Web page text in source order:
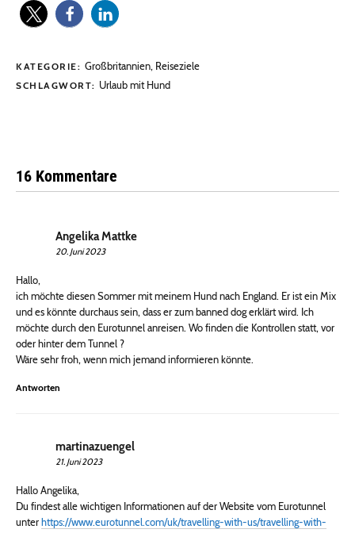
KATEGORIE: Großbritannien, Reiseziele
SCHLAGWORT: Urlaub mit Hund
16 Kommentare
Angelika Mattke
20. Juni 2023
Hallo,
ich möchte diesen Sommer mit meinem Hund nach England. Er ist ein Mix
und es könnte durchaus sein, dass er zum banned dog erklärt wird. Ich
möchte durch den Eurotunnel anreisen. Wo finden die Kontrollen statt, vor
oder hinter dem Tunnel ?
Wäre sehr froh, wenn mich jemand informieren könnte.
Antworten
martinazuengel
21. Juni 2023
Hallo Angelika,
Du findest alle wichtigen Informationen auf der Website vom Eurotunnel
unterhttps://www.eurotunnel.com/uk/travelling-with-us/travelling-with-